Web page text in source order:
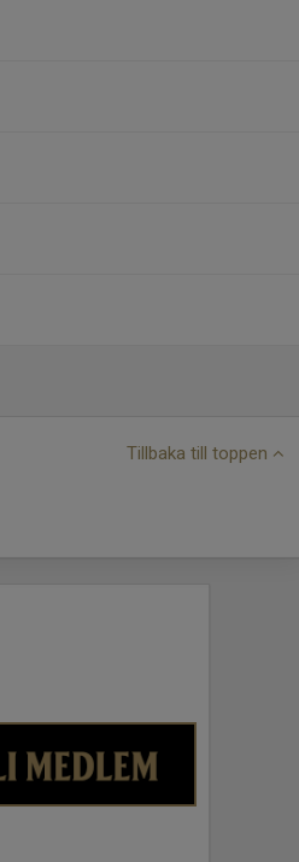
Tillbaka till toppen